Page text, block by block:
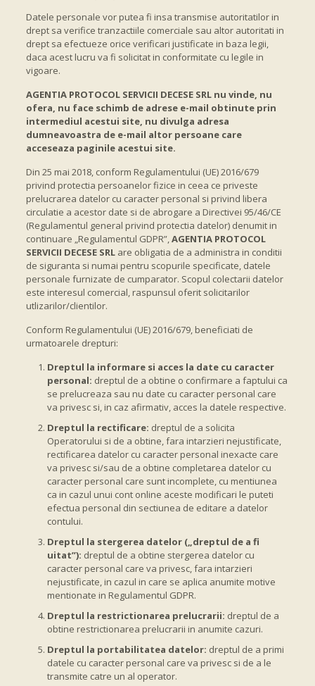
Datele personale vor putea fi insa transmise autoritatilor in
drept sa verifice tranzactiile comerciale sau altor autoritati in
drept sa efectueze orice verificari justificate in baza legii,
daca acest lucru va fi solicitat in conformitate cu legile in
vigoare.
AGENTIA PROTOCOL SERVICII DECESE SRL nu vinde, nu
ofera, nu face schimb de adrese e-mail obtinute prin
intermediul acestui site, nu divulga adresa
dumneavoastra de e-mail altor persoane care
acceseaza paginile acestui site.
Din 25 mai 2018, conform Regulamentului (UE) 2016/679
privind protectia persoanelor fizice in ceea ce priveste
prelucrarea datelor cu caracter personal si privind libera
circulatie a acestor date si de abrogare a Directivei 95/46/CE
(Regulamentul general privind protectia datelor) denumit in
continuare „Regulamentul GDPR”,AGENTIA PROTOCOL
SERVICII DECESE SRL are obligatia de a administra in conditii
de siguranta si numai pentru scopurile specificate, datele
personale furnizate de cumparator. Scopul colectarii datelor
este interesul comercial, raspunsul oferit solicitarilor
utlizarilor/clientilor.
Conform Regulamentului (UE) 2016/679, beneficiati de
urmatoarele drepturi:
Dreptul la informare si acces la date cu caracter
personal: dreptul de a obtine o confirmare a faptului ca
se prelucreaza sau nu date cu caracter personal care
va privesc si, in caz afirmativ, acces la datele respective.
Dreptul la rectificare: dreptul de a solicita
Operatorului si de a obtine, fara intarzieri nejustificate,
rectificarea datelor cu caracter personal inexacte care
va privesc si/sau de a obtine completarea datelor cu
caracter personal care sunt incomplete, cu mentiunea
ca in cazul unui cont online aceste modificari le puteti
efectua personal din sectiunea de editare a datelor
contului.
Dreptul la stergerea datelor („dreptul de a fi
uitat”): dreptul de a obtine stergerea datelor cu
caracter personal care va privesc, fara intarzieri
nejustificate, in cazul in care se aplica anumite motive
mentionate in Regulamentul GDPR.
Dreptul la restrictionarea prelucrarii: dreptul de a
obtine restrictionarea prelucrarii in anumite cazuri.
Dreptul la portabilitatea datelor: dreptul de a primi
datele cu caracter personal care va privesc si de a le
transmite catre un al operator.